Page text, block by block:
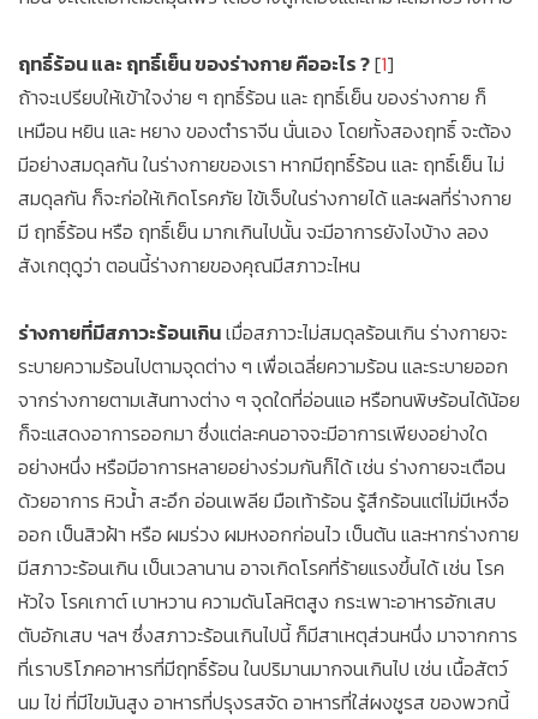
ฤทธิ์ร้อน และ ฤทธิ์เย็น ของร่างกาย คืออะไร ?[1]
ถ้าจะเปรียบให้เข้าใจง่าย ๆ ฤทธิ์ร้อน และ ฤทธิ์เย็น ของร่างกาย ก็
เหมือน หยิน และ หยาง ของตำราจีน นั่นเอง โดยทั้งสองฤทธิ์ จะต้อง
มีอย่างสมดุลกัน ในร่างกายของเรา หากมีฤทธิ์ร้อน และ ฤทธิ์เย็น ไม่
สมดุลกัน ก็จะก่อให้เกิดโรคภัย ไข้เจ็บในร่างกายได้ และผลที่ร่างกาย
มี ฤทธิ์ร้อน หรือ ฤทธิ์เย็น มากเกินไปนั้น จะมีอาการยังไงบ้าง ลอง
สังเกตุดูว่า ตอนนี้ร่างกายของคุณมีสภาวะไหน
ร่างกายที่มีสภาวะร้อนเกินเมื่อสภาวะไม่สมดุลร้อนเกิน ร่างกายจะ
ระบายความร้อนไปตามจุดต่าง ๆ เพื่อเฉลี่ยความร้อน และระบายออก
จากร่างกายตามเส้นทางต่าง ๆ จุดใดที่อ่อนแอ หรือทนพิษร้อนได้น้อย
ก็จะแสดงอาการออกมา ซึ่งแต่ละคนอาจจะมีอาการเพียงอย่างใด
อย่างหนึ่ง หรือมีอาการหลายอย่างร่วมกันก็ได้ เช่น ร่างกายจะเตือน
ด้วยอาการ หิวน้ำ สะอึก อ่อนเพลีย มือเท้าร้อน รู้สึกร้อนแต่ไม่มีเหงื่อ
ออก เป็นสิวฝ้า หรือ ผมร่วง ผมหงอกก่อนไว เป็นต้น และหากร่างกาย
มีสภาวะร้อนเกิน เป็นเวลานาน อาจเกิดโรคที่ร้ายแรงขึ้นได้ เช่น โรค
หัวใจ โรคเกาต์ เบาหวาน ความดันโลหิตสูง กระเพาะอาหารอักเสบ
ตับอักเสบ ฯลฯ ซึ่งสภาวะร้อนเกินไปนี้ ก็มีสาเหตุส่วนหนึ่ง มาจากการ
ที่เราบริโภคอาหารที่มีฤทธิ์ร้อน ในปริมานมากจนเกินไป เช่น เนื้อสัตว์
นม ไข่ ที่มีไขมันสูง อาหารที่ปรุงรสจัด อาหารที่ใส่ผงชูรส ของพวกนี้